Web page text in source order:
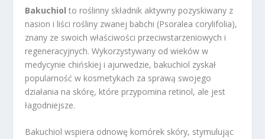
Bakuchiol to roślinny składnik aktywny pozyskiwany z
nasion i liści rośliny zwanej babchi (Psoralea corylifolia),
znany ze swoich właściwości przeciwstarzeniowych i
regeneracyjnych. Wykorzystywany od wieków w
medycynie chińskiej i ajurwedzie, bakuchiol zyskał
popularność w kosmetykach za sprawą swojego
działania na skórę, które przypomina retinol, ale jest
łagodniejsze.
Bakuchiol wspiera odnowę komórek skóry, stymulując